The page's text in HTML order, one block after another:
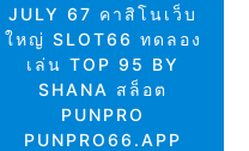
JULY 67 คาสิโนเว็บ
ใหญ่ SLOT66 ทดลอง
เล่น TOP 95 BY
SHANA สล็อต
PUNPRO
PUNPRO66.APP